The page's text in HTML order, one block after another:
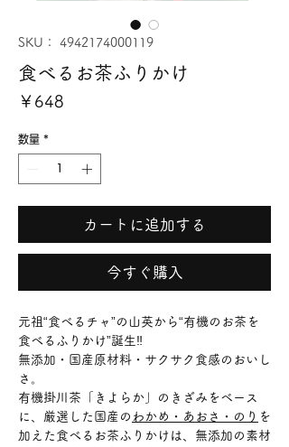
SKU： 4942174000119
食べるお茶ふりかけ
￥648
数量 *
カートに追加する
今すぐ購入
元祖“食べるチャ”の山英から“有機のお茶を
食べるふりかけ”誕生‼
無添加・国産原材料・サクサク食感のおいし
さ。
有機掛川茶「きよらか」のきざみをベース
に、厳選した国産の わかめ・あおさ・のり を
加えた食べるお茶ふりかけは、無添加の素材